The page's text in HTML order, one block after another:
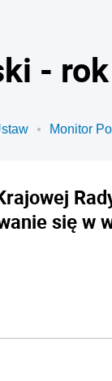
-
Monitor
się w